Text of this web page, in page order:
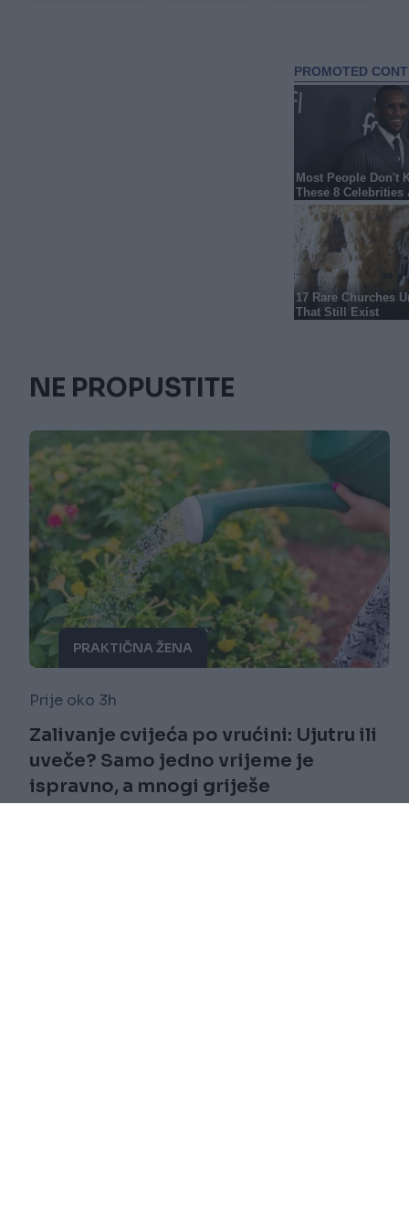
NE PROPUSTITE
PRAKTIČNA ŽENA
Prije oko 3h
Zalivanje cvijeća po vrućini: Ujutru ili
uveče? Samo jedno vrijeme je
ispravno, a mnogi griješe